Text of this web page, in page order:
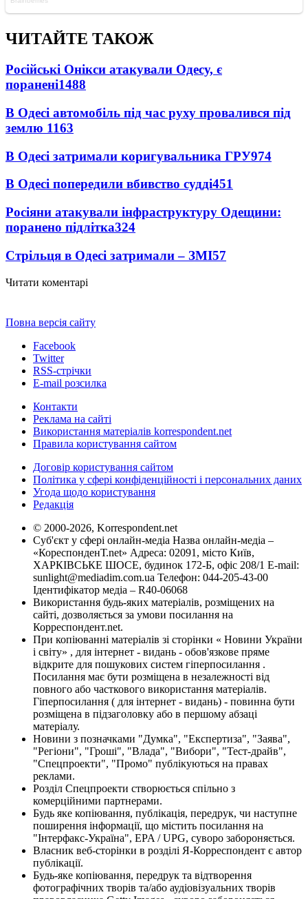
ЧИТАЙТЕ ТАКОЖ
Російські Онікси атакували Одесу, є
поранені1488
В Одесі автомобіль під час руху провалився під
землю 1163
В Одесі затримали коригувальника ГРУ974
В Одесі попередили вбивство судді451
Росіяни атакували інфраструктуру Одещини:
поранено підлітка324
Стрільця в Одесі затримали – ЗМІ57
Читати коментарі
Повна версія сайту
Facebook
Twitter
RSS-стрічки
E-mail розсилка
Контакти
Реклама на сайті
Використання матеріалів korrespondent.net
Правила користування сайтом
Договір користування сайтом
Політика у сфері конфіденційності і персональних даних
Угода щодо користування
Редакція
© 2000-2026, Korrespondent.net
Суб'єкт у сфері онлайн-медіа Назва онлайн-медіа –
«КореспонденТ.net» Адреса: 02091, місто Київ,
ХАРКІВСЬКЕ ШОСЕ, будинок 172-Б, офіс 208/1 E-mail:
sunlight@mediadim.com.ua Телефон: 044-205-43-00
Ідентифікатор медіа – R40-06068
Використання будь-яких матеріалів, розміщених на
сайті, дозволяється за умови посилання на
Корреспондент.net.
При копіюванні матеріалів зі сторінки « Новини України
і світу» , для інтернет - видань - обов'язкове пряме
відкрите для пошукових систем гіперпосилання .
Посилання має бути розміщена в незалежності від
повного або часткового використання матеріалів.
Гіперпосилання ( для інтернет - видань) - повинна бути
розміщена в підзаголовку або в першому абзаці
матеріалу.
Новини з позначками "Думка", "Експертиза", "Заява",
"Регіони", "Гроші", "Влада", "Вибори", "Тест-драйв",
"Спецпроекти", "Промо" публікуються на правах
реклами.
Розділ Спецпроекти створюється спільно з
комерційними партнерами.
Будь яке копіювання, публікація, передрук, чи наступне
поширення інформації, що містить посилання на
"Інтерфакс-Україна", EPA / UPG, суворо забороняється.
Власник веб-сторінки в розділі Я-Корреспондент є автор
публікації.
Будь-яке копіювання, передрук та відтворення
фотографічних творів та/або аудіовізуальних творів